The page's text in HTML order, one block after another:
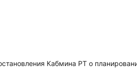
Кабмина РТ о